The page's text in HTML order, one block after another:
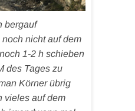
bergauf
nicht auf dem
1-2 h schieben
des Tages zu
Körner übrig
vieles auf dem